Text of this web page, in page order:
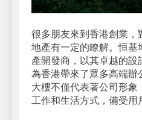
很多朋友來到香港創業
地產有一定的瞭解。恒
產開發商，以其卓越的設
為香港帶來了眾多高端
大樓不僅代表著公司形
工作和生活方式，備受用